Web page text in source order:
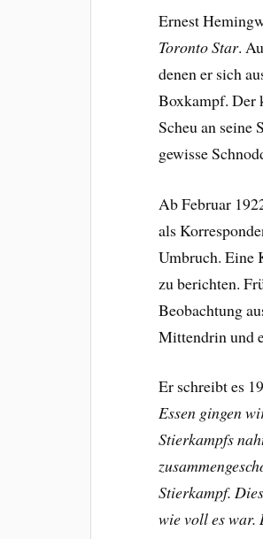
Ernest
Toronto Star.
denen er sich
Boxkampf. Der
Scheu an seine
gewisse
Ab Februar
als
Umbruch. Eine
zu berichten.
Beobachtung
Mittendrin und
Er schreibt es
Essen gingen
Stierkampfs
Stierkampf.
wie voll es war.